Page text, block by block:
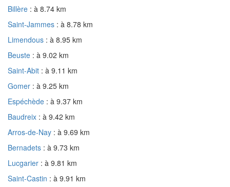
Billère : à 8.74 km
Saint-Jammes : à 8.78 km
Limendous : à 8.95 km
Beuste : à 9.02 km
Saint-Abit : à 9.11 km
Gomer : à 9.25 km
Espéchède : à 9.37 km
Baudreix : à 9.42 km
Arros-de-Nay : à 9.69 km
Bernadets : à 9.73 km
Lucgarier : à 9.81 km
Saint-Castin : à 9.91 km